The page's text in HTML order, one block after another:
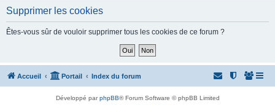
Supprimer les cookies
Êtes-vous sûr de vouloir supprimer tous les cookies de ce forum ?
Accueil Portail Index du forum
Développé parphpBB® Forum Software © phpBB Limited